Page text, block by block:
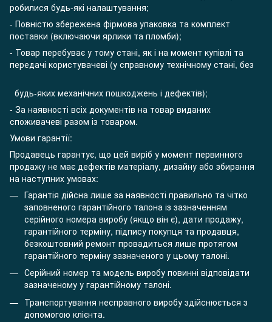
робилися будь-які налаштування;
- Повністю збережена фірмова упаковка та комплект
поставки (включаючи ярлики та пломби);
- Товар перебуває у тому стані, як і на момент купівлі та
передачі користувачеві (у справному технічному стані, без
будь-яких механічних пошкоджень і дефектів);
- За наявності всіх документів на товар виданих
споживачеві разом із товаром.
Умови гарантії:
Продавець гарантує, що цей виріб у момент первинного
продажу не має дефектів матеріалу, дизайну або збирання
на наступних умовах:
Гарантія дійсна лише за наявності правильно та чітко
заповненого гарантійного талона із зазначенням
серійного номера виробу (якщо він є), дати продажу,
гарантійного терміну, підпису покупця та продавця,
безкоштовний ремонт провадиться лише протягом
гарантійного терміну зазначеного у цьому талоні.
Серійний номер та модель виробу повинні відповідати
зазначеному у гарантійному талоні.
Транспортування несправного виробу здійснюється з
допомогою клієнта.